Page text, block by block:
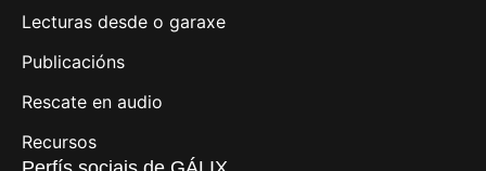
Lecturas desde o garaxe
Publicacións
Rescate en audio
Recursos